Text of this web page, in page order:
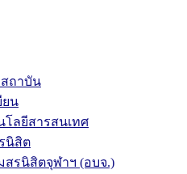
ถาบัน
ยน
โลยีสารสนเทศ
นิสิต
สรนิสิตจุฬาฯ (อบจ.)